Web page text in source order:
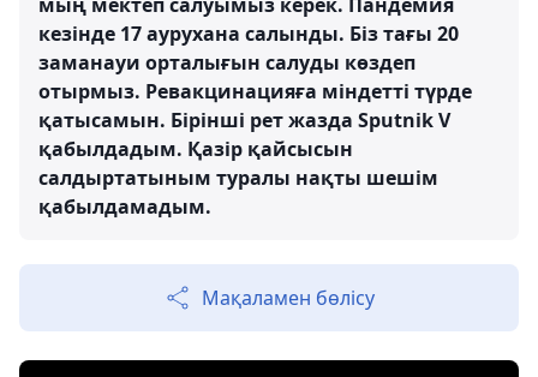
кезінде 17 аурухана салынды. Біз тағы 20
заманауи орталығын салуды көздеп
отырмыз. Ревакцинацияға міндетті түрде
қатысамын. Бірінші рет жазда Sputnik V
қабылдадым. Қазір қайсысын
салдыртатыным туралы нақты шешім
қабылдамадым.
Мақаламен бөлісу